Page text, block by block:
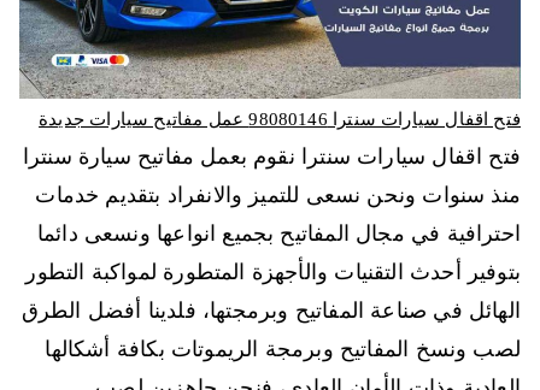
فتح اقفال سيارات سنترا 98080146‬ عمل مفاتيح سيارات جديدة
فتح اقفال سيارات سنترا نقوم بعمل مفاتيح سيارة سنترا
منذ سنوات ونحن نسعى للتميز والانفراد بتقديم خدمات
احترافية في مجال المفاتيح بجميع انواعها ونسعى دائما
بتوفير أحدث التقنيات والأجهزة المتطورة لمواكبة التطور
الهائل في صناعة المفاتيح وبرمجتها، فلدينا أفضل الطرق
لصب ونسخ المفاتيح وبرمجة الريموتات بكافة أشكالها